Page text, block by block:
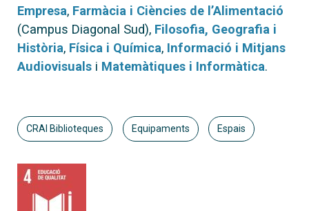
Empresa, Farmàcia i Ciències de l’Alimentació
(Campus Diagonal Sud), Filosofia, Geografia i
Història, Física i Química, Informació i Mitjans
Audiovisuals i Matemàtiques i Informàtica.
CRAI Biblioteques Equipaments Espais